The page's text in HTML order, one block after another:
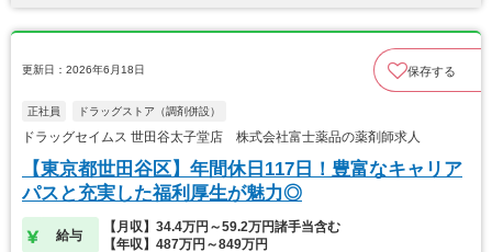
更新日：2026年6月18日 保存する
正社員 ドラッグストア（調剤併設）
ドラッグセイムス 世田谷太子堂店 株式会社富士薬品の薬剤師求人
【東京都世田谷区】年間休日117日！豊富なキャリア
パスと充実した福利厚生が魅力◎
給与
【月収】34.4万円～59.2万円諸手当含む
【年収】487万円～849万円